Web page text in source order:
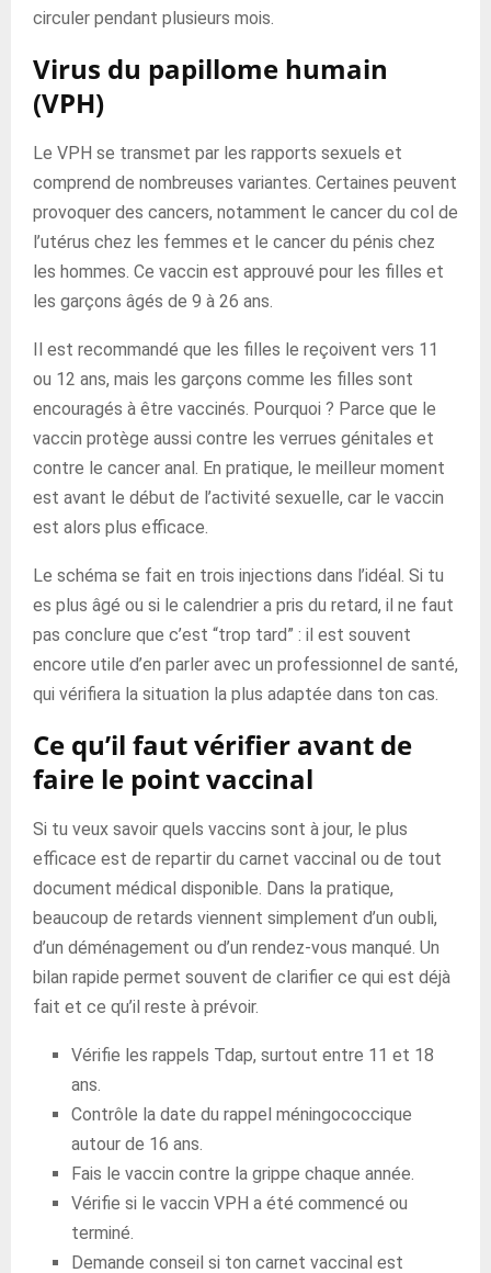
circuler pendant plusieurs mois.
Virus du papillome humain
(VPH)
Le VPH se transmet par les rapports sexuels et
comprend de nombreuses variantes. Certaines peuvent
provoquer des cancers, notamment le cancer du col de
l’utérus chez les femmes et le cancer du pénis chez
les hommes. Ce vaccin est approuvé pour les filles et
les garçons âgés de 9 à 26 ans.
Il est recommandé que les filles le reçoivent vers 11
ou 12 ans, mais les garçons comme les filles sont
encouragés à être vaccinés. Pourquoi ? Parce que le
vaccin protège aussi contre les verrues génitales et
contre le cancer anal. En pratique, le meilleur moment
est avant le début de l’activité sexuelle, car le vaccin
est alors plus efficace.
Le schéma se fait en trois injections dans l’idéal. Si tu
es plus âgé ou si le calendrier a pris du retard, il ne faut
pas conclure que c’est “trop tard” : il est souvent
encore utile d’en parler avec un professionnel de santé,
qui vérifiera la situation la plus adaptée dans ton cas.
Ce qu’il faut vérifier avant de
faire le point vaccinal
Si tu veux savoir quels vaccins sont à jour, le plus
efficace est de repartir du carnet vaccinal ou de tout
document médical disponible. Dans la pratique,
beaucoup de retards viennent simplement d’un oubli,
d’un déménagement ou d’un rendez-vous manqué. Un
bilan rapide permet souvent de clarifier ce qui est déjà
fait et ce qu’il reste à prévoir.
Vérifie les rappels Tdap, surtout entre 11 et 18
ans.
Contrôle la date du rappel méningococcique
autour de 16 ans.
Fais le vaccin contre la grippe chaque année.
Vérifie si le vaccin VPH a été commencé ou
terminé.
Demande conseil si ton carnet vaccinal est